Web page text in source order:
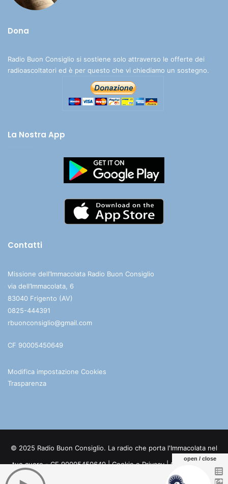
Dona
Radio Buon Consiglio si sostiene solo attraverso le offerte dei
radioascoltatori ed è per questo che vi chiediamo un sostegno.
La Nostra App
Contatti
Missione dell’Immacolata Radio Buon Consiglio
via dell’Immacolata, 6
83040 Frigento (AV)
0825-444391
rbuonconsiglio@gmail.com
CF 90005450649
Modifica impostazione Cookies
Trasparenza
© 2025 Radio Buon Consiglio. La radio che porta l'Immacolata nel
tuo cuore - CF 90005450649 |Cookie e Privacy| Credits:
open / close